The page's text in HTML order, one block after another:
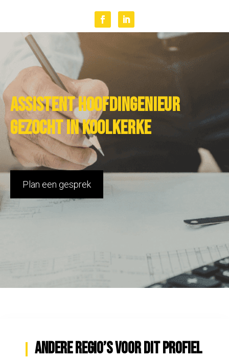
Assistent hoofdingenieur
gezocht in Koolkerke
Plan een gesprek
Andere regio’s voor dit profiel